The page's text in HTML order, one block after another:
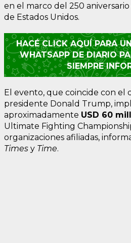
en el marco del 250
de Estados Unidos.
HACÉ CLICK AQUÍ PARA
WHATSAPP DE DIARIO
SIEMPRE
El evento, que coincide con el
presidente Donald Trump,
aproximadamente USD 60
Ultimate Fighting
organizaciones afiliadas,
Times y Time.